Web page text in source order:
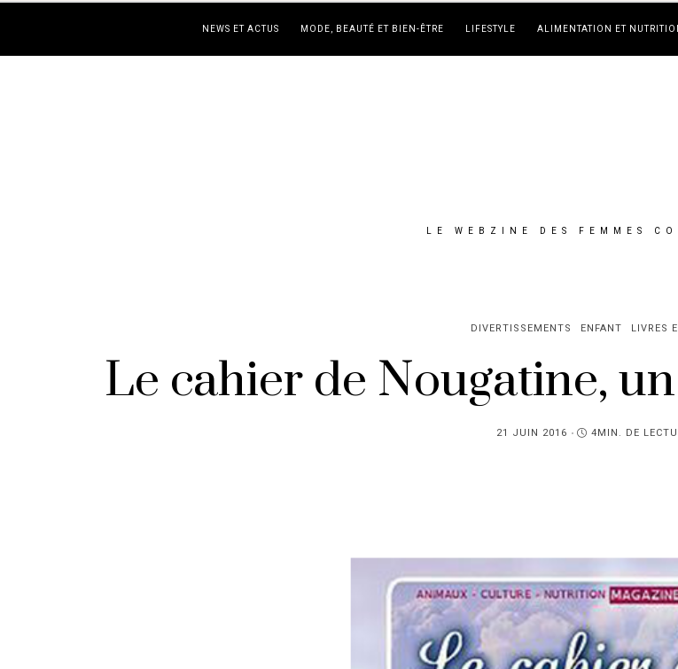
NEWS ET ACTUS MODE, BEAUTÉ ET BIEN-ÊTRE LIFESTYLE ALIMENTATION ET
LE WEBZINE DES FEMMES
DIVERTISSEMENTS ENFANT LIVRES
Le cahier de Nougatine,
PUBLIÉ
21 JUIN 2016 4MIN. DE